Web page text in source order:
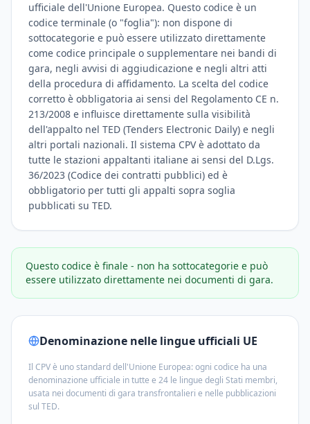
ufficiale dell'Unione Europea. Questo codice è un
codice terminale (o "foglia"): non dispone di
sottocategorie e può essere utilizzato direttamente
come codice principale o supplementare nei bandi di
gara, negli avvisi di aggiudicazione e negli altri atti
della procedura di affidamento. La scelta del codice
corretto è obbligatoria ai sensi del Regolamento CE n.
213/2008 e influisce direttamente sulla visibilità
dell'appalto nel TED (Tenders Electronic Daily) e negli
altri portali nazionali. Il sistema CPV è adottato da
tutte le stazioni appaltanti italiane ai sensi del D.Lgs.
36/2023 (Codice dei contratti pubblici) ed è
obbligatorio per tutti gli appalti sopra soglia
pubblicati su TED.
Questo codice è finale - non ha sottocategorie e può
essere utilizzato direttamente nei documenti di gara.
Denominazione nelle lingue ufficiali UE
Il CPV è uno standard dell'Unione Europea: ogni codice ha una
denominazione ufficiale in tutte e 24 le lingue degli Stati membri,
usata nei documenti di gara transfrontalieri e nelle pubblicazioni
sul TED.